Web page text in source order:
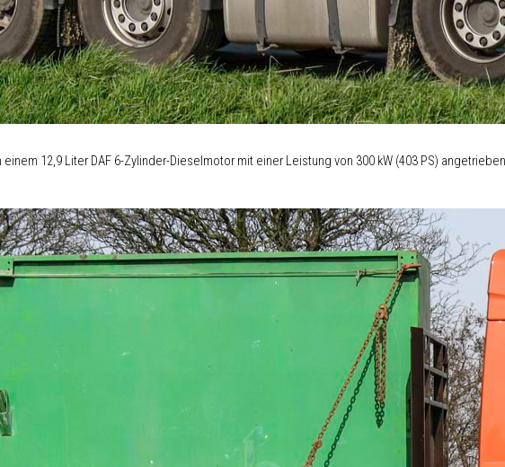
12,9 Liter DAF 6-Zylinder-Dieselmotor mit einer Leistung von 300 kW (403 PS)